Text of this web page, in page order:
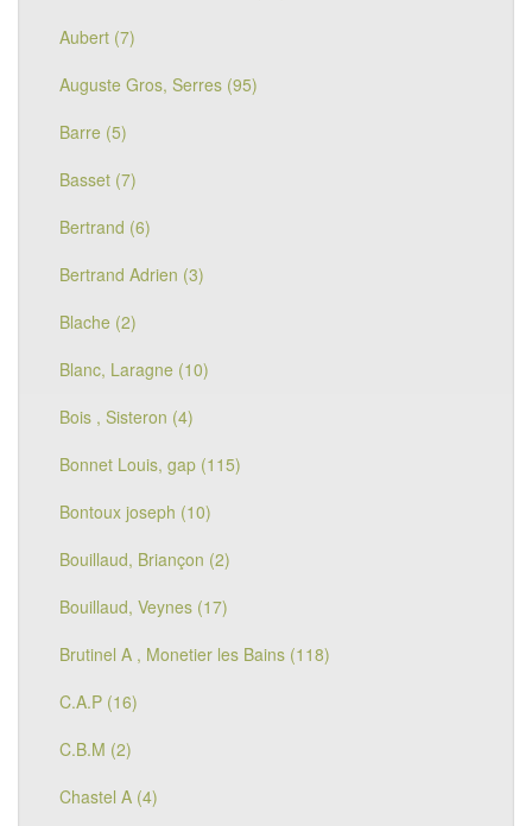
Aubert (7)
Auguste Gros, Serres (95)
Barre (5)
Basset (7)
Bertrand (6)
Bertrand Adrien (3)
Blache (2)
Blanc, Laragne (10)
Bois , Sisteron (4)
Bonnet Louis, gap (115)
Bontoux joseph (10)
Bouillaud, Briançon (2)
Bouillaud, Veynes (17)
Brutinel A , Monetier les Bains (118)
C.A.P (16)
C.B.M (2)
Chastel A (4)